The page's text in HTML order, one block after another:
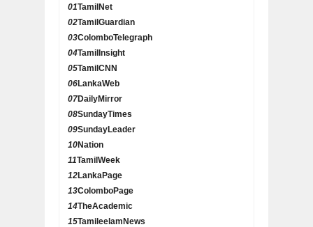
01TamilNet
02TamilGuardian
03ColomboTelegraph
04TamilInsight
05TamilCNN
06LankaWeb
07DailyMirror
08SundayTimes
09SundayLeader
10Nation
11TamilWeek
12LankaPage
13ColomboPage
14TheAcademic
15TamileelamNews